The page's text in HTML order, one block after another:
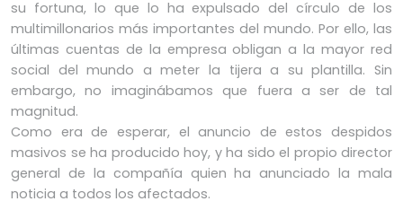
su fortuna, lo que lo ha expulsado del círculo de los
multimillonarios más importantes del mundo. Por ello, las
últimas cuentas de la empresa obligan a la mayor red
social del mundo a meter la tijera a su plantilla. Sin
embargo, no imaginábamos que fuera a ser de tal
magnitud.
Como era de esperar, el anuncio de estos despidos
masivos se ha producido hoy, y ha sido el propio director
general de la compañía quien ha anunciado la mala
noticia a todos los afectados.